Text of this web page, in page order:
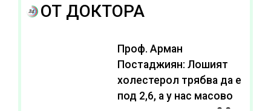
ОТ ДОКТОРА
Проф. Арман
Постаджиян: Лошият
холестерол трябва да е
под 2,6, а у нас масово